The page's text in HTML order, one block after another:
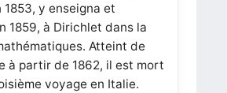
y enseigna et
1859, à Dirichlet dans la
Atteint de
à partir de 1862, il est mort
voyage en Italie.